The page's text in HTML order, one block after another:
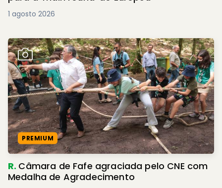
1 agosto 2026
PREMIUM
R. Câmara de Fafe agraciada pelo CNE com
Medalha de Agradecimento